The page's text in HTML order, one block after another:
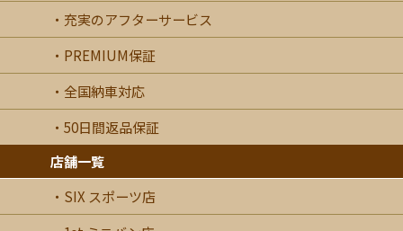
充実のアフターサービス
PREMIUM保証
全国納車対応
50日間返品保証
店舗一覧
SIX スポーツ店